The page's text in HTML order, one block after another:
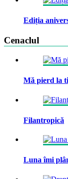
Ediția
Cenaclul
Mă pierd la
Filantropică
Luna îmi